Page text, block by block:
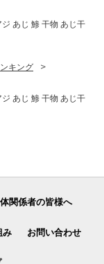
あじ 鯵 干物 あじ干
キング
あじ 鯵 干物 あじ干
関係者の皆様へ
み お問い合わせ